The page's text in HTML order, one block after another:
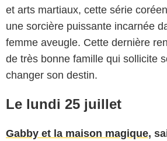
et arts martiaux, cette série
une sorcière puissante incarnée
femme aveugle. Cette dernière
de très bonne famille qui sollicite
changer son destin.
Le lundi 25 juillet
Gabby et la maison magique,